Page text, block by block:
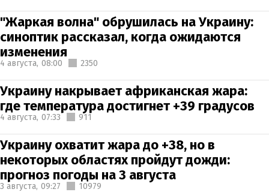
"Жаркая волна" обрушилась на Украину:
синоптик рассказал, когда ожидаются
изменения
4 августа, 08:00 2350
Украину накрывает африканская жара:
где температура достигнет +39 градусов
4 августа, 07:33 911
Украину охватит жара до +38, но в
некоторых областях пройдут дожди:
прогноз погоды на 3 августа
3 августа, 09:27 10979